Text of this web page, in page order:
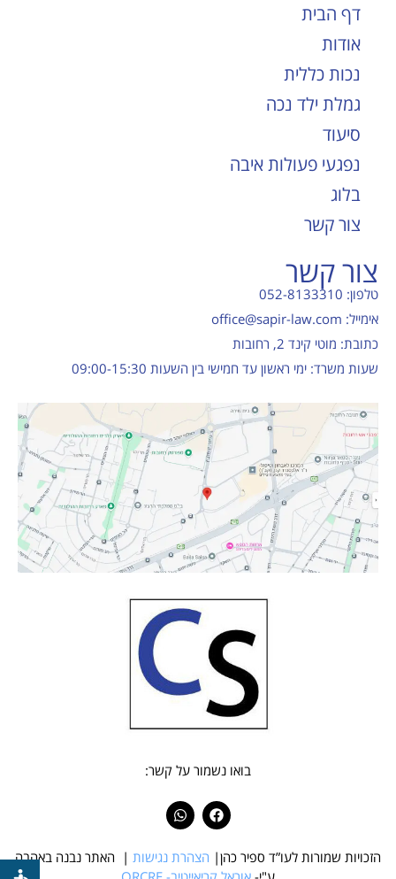
דף הבית
אודות
נכות כללית
גמלת ילד נכה
סיעוד
נפגעי פעולות איבה
בלוג
צור קשר
צור קשר
טלפון: 052-8133310
אימייל: office@sapir-law.com
כתובת: מוטי קינד 2, רחובות
שעות משרד: ימי ראשון עד חמישי בין השעות 09:00-15:30
בואו נשמור על קשר:
הזכויות שמורות לעו”ד ספיר כהן| הצהרת נגישות | האתר נבנה באהבה